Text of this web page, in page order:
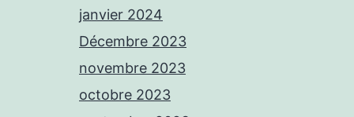
janvier 2024
Décembre 2023
novembre 2023
octobre 2023